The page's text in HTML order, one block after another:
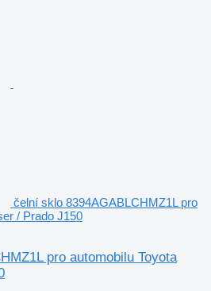
čelní sklo 8394AGABLCHMZ1L pro
/ Prado J150
pro automobilu Toyota